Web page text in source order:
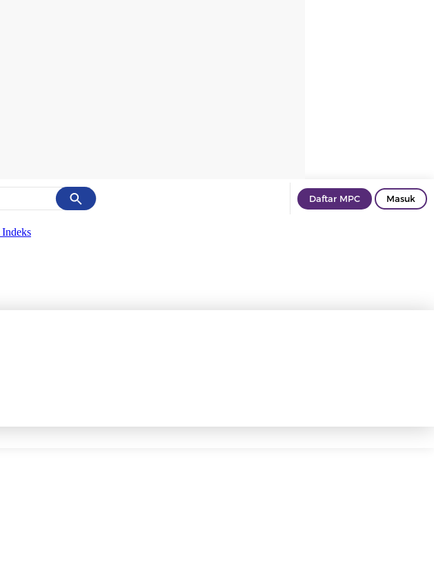
Cancel Daftar MPC Masuk
Indeks